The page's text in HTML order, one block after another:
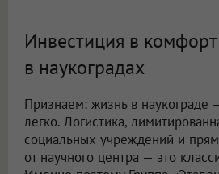
Инвестиция в
в наукоградах
Признаем: жизнь в наукограде
легко. Логистика,
социальных учреждений и
от научного центра — это